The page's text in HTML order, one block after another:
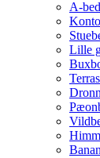
A-bed
Lille